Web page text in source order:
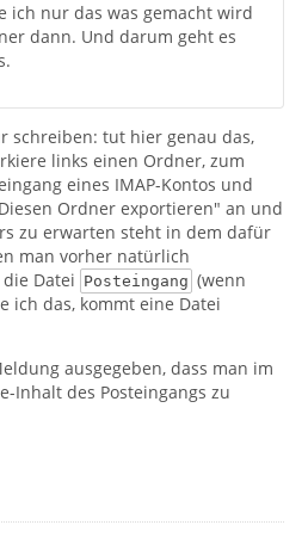
ich nur das was gemacht wird
dann. Und darum geht es
schreiben: tut hier genau das,
links einen Ordner, zum
eines IMAP-Kontos und
Ordner exportieren" an und
zu erwarten steht in dem dafür
man vorher natürlich
Datei Posteingang (wenn
ich das, kommt eine Datei
ausgegeben, dass man im
Inhalt des Posteingangs zu